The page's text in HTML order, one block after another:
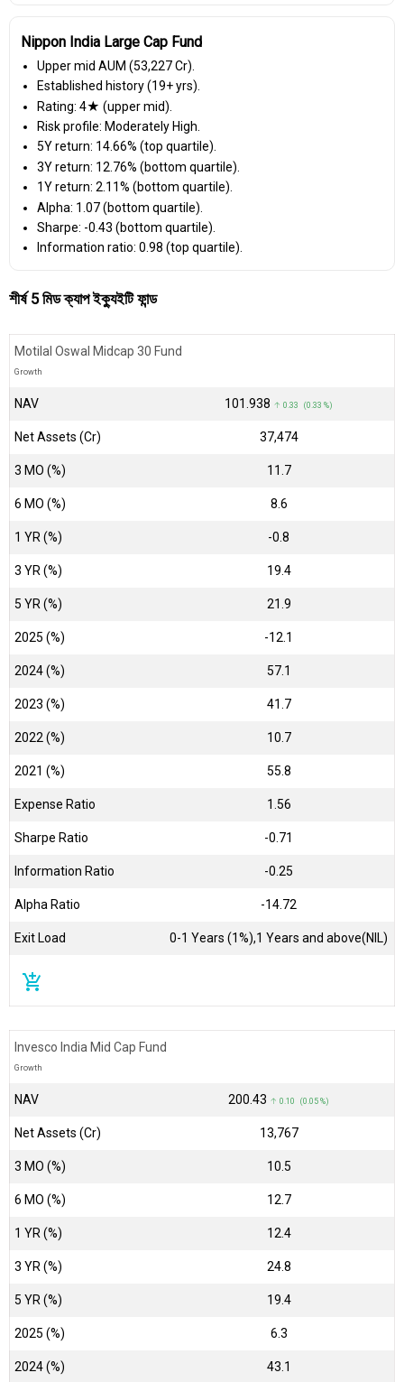
Nippon India Large Cap Fund
Upper mid AUM (₹53,227 Cr).
Established history (19+ yrs).
Rating: 4★ (upper mid).
Risk profile: Moderately High.
5Y return: 14.66% (top quartile).
3Y return: 12.76% (bottom quartile).
1Y return: 2.11% (bottom quartile).
Alpha: 1.07 (bottom quartile).
Sharpe: -0.43 (bottom quartile).
Information ratio: 0.98 (top quartile).
শীর্ষ 5 মিড ক্যাপ ইক্যুইটি ফান্ড
Motilal Oswal Midcap 30 Fund
Growth
NAV ₹101.938 ↑ 0.33 (0.33 %)
Net Assets (Cr) ₹37,474
3 MO (%) 11.7
6 MO (%) 8.6
1 YR (%) -0.8
3 YR (%) 19.4
5 YR (%) 21.9
2025 (%) -12.1
2024 (%) 57.1
2023 (%) 41.7
2022 (%) 10.7
2021 (%) 55.8
Expense Ratio 1.56
Sharpe Ratio -0.71
Information Ratio -0.25
Alpha Ratio -14.72
Exit Load 0-1 Years (1%),1 Years and above(NIL)
add_shopping_cart
Invesco India Mid Cap Fund
Growth
NAV ₹200.43 ↑ 0.10 (0.05 %)
Net Assets (Cr) ₹13,767
3 MO (%) 10.5
6 MO (%) 12.7
1 YR (%) 12.4
3 YR (%) 24.8
5 YR (%) 19.4
2025 (%) 6.3
2024 (%) 43.1